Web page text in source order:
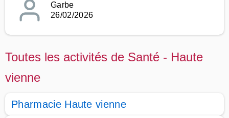
Garbe
26/02/2026
Toutes les activités de Santé - Haute
vienne
Pharmacie Haute vienne